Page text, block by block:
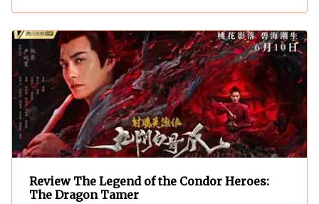
Review The Legend of the Condor Heroes:
The Dragon Tamer